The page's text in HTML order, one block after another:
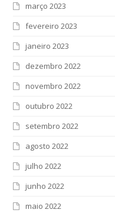
março 2023
fevereiro 2023
janeiro 2023
dezembro 2022
novembro 2022
outubro 2022
setembro 2022
agosto 2022
julho 2022
junho 2022
maio 2022